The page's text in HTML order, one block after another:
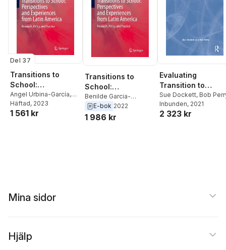
Del 37
Transitions to
School:
Perspectives and
Experiences from
Latin America
Angel Urbina-García,
Bob Perry,Sue Dockett
Divya Jindal-Snape
Häftad, 2023
1 561 kr
Transitions to
School:
Perspectives and
Experiences from
Latin America
Benilde Garcia-
Cabrero, Divya Jindal-
Snape, Sue Dockett
E-bok 2022
1 986 kr
Evaluating
Transition to
School Programs
Sue Dockett, Bob
Inbunden, 2021
2 323 kr
Mina sidor
Hjälp